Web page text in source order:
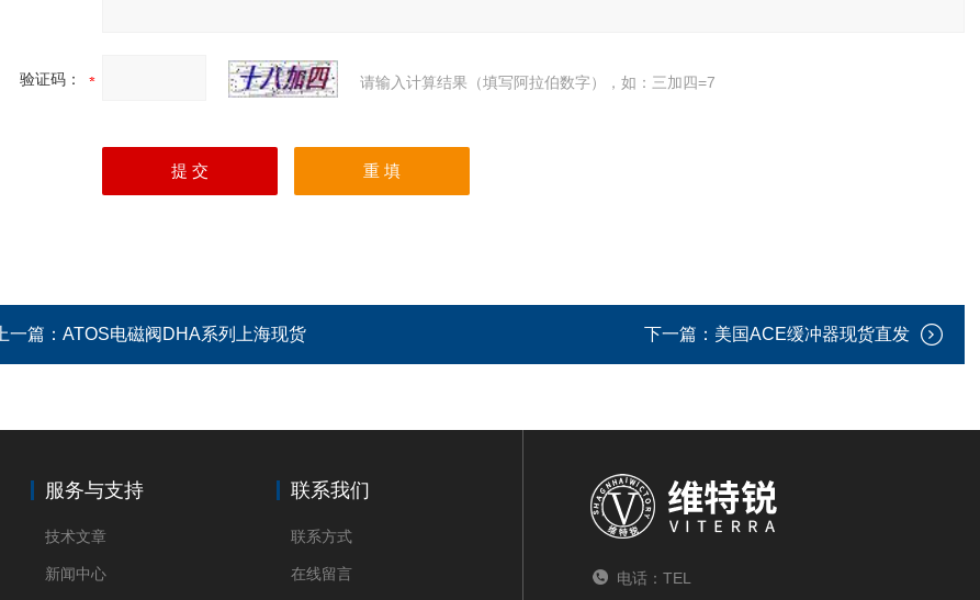
验证码： 请输入计算结果（填写阿拉伯数字），如：三加四=7
上一篇： ATOS电磁阀DHA系列上海现货 下一篇： 美国ACE缓冲器现货直发
服务与支持
技术文章
新闻中心
联系我们
联系方式
在线留言 电话：TEL